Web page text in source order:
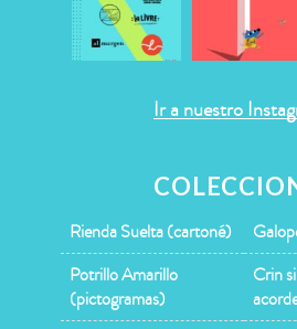
Ir a nuestro
Rienda Suelta (cartoné)
Potrillo Amarillo
(pictogramas)
Crin